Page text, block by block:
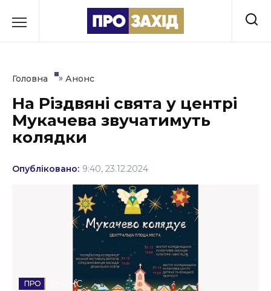
до
Культура
Освіта
Події
Стиль життя
Головна » Анонс
На Різдвяні свята у центрі
Мукачева звучатимуть
колядки
Опубліковано: 9:40, 23.12.2024
АНОНС